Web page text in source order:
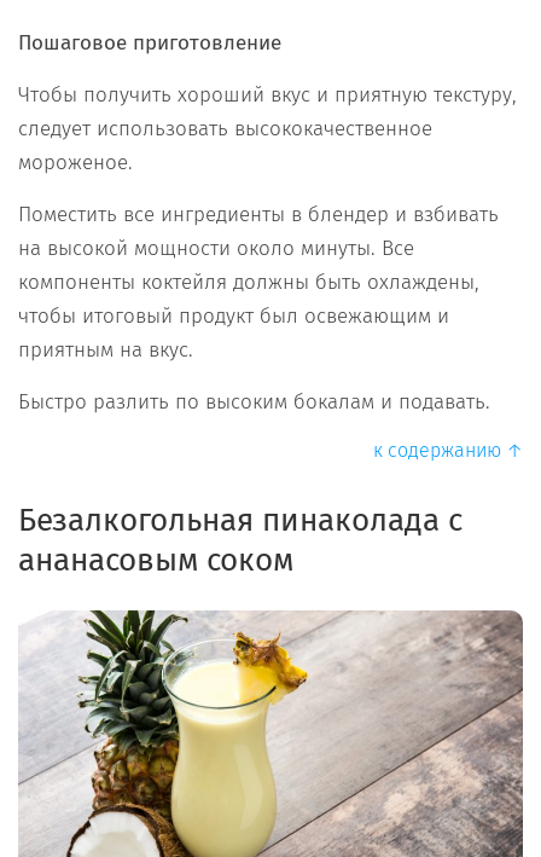
Пошаговое приготовление
Чтобы получить хороший вкус и приятную текстуру,
следует использовать высококачественное
мороженое.
Поместить все ингредиенты в блендер и взбивать
на высокой мощности около минуты. Все
компоненты коктейля должны быть охлаждены,
чтобы итоговый продукт был освежающим и
приятным на вкус.
Быстро разлить по высоким бокалам и подавать.
к содержанию ↑
Безалкогольная пинаколада с
ананасовым соком